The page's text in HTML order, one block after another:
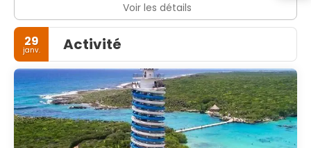
Voir les détails
29
janv. Activité